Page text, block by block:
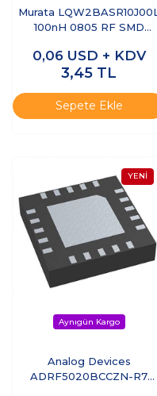
Murata
100nH 0805 RF SMD
0,06 USD + KDV
3,45 TL
Sepete Ekle
Analog Devices
ADRF5020BCCZN-R7